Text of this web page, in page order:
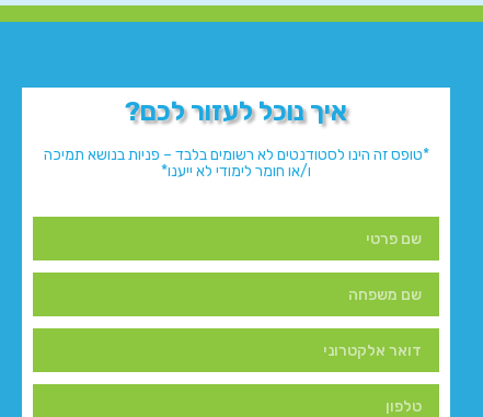
איך נוכל לעזור לכם?
*טופס זה הינו לסטודנטים לא רשומים בלבד – פניות בנושא תמיכה
ו/או חומר לימודי לא ייענו*